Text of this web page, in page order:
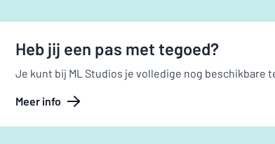
Heb jij een pas met tegoed?
Je kunt bij ML Studios je volledige nog beschikbare
Meer info